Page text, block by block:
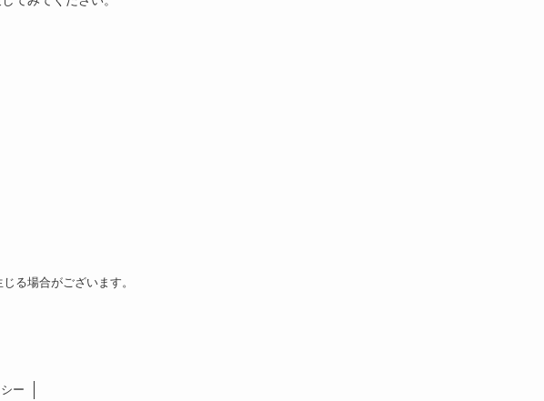
る場合がございます。
ー